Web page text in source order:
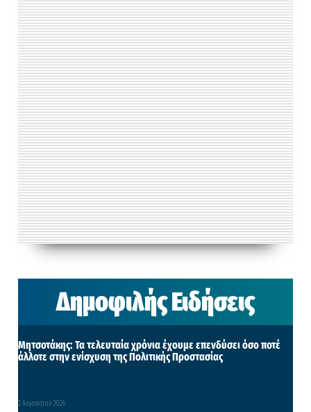
Δημοφιλής Ειδήσεις
Μητσοτάκης: Τα τελευταία χρόνια έχουμε επενδύσει όσο ποτέ
άλλοτε στην ενίσχυση της Πολιτικής Προστασίας
2 Αυγούστου 2026